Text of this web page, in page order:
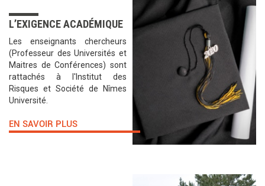
L’EXIGENCE ACADÉMIQUE
Les enseignants chercheurs
(Professeur des Universités et
Maitres de Conférences) sont
rattachés à l'Institut des
Risques et Société de Nîmes
Université.
EN SAVOIR PLUS